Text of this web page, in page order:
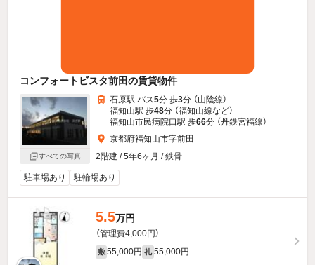
コンフォートビスタ前田の賃貸物件
すべての写真
石原駅 バス5分 歩3分 （山陰線）
福知山駅 歩48分 （福知山線など）
福知山市民病院口駅 歩66分 （丹鉄宮福線）
京都府福知山市字前田
2階建 / 5年6ヶ月 / 鉄骨
駐車場あり 駐輪場あり
5.5万円
（管理費4,000円）
敷 55,000円 礼 55,000円